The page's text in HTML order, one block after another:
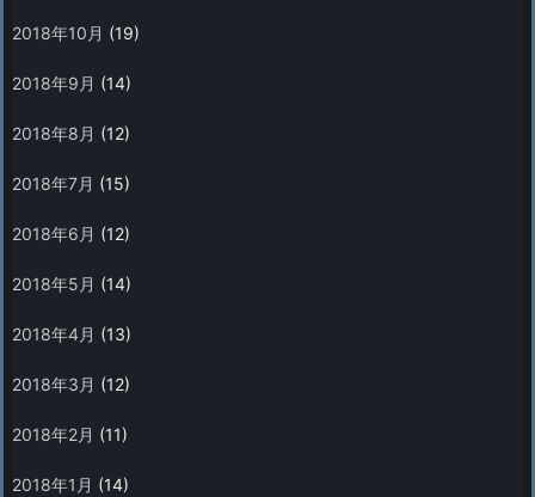
2018年10月 (19)
2018年9月 (14)
2018年8月 (12)
2018年7月 (15)
2018年6月 (12)
2018年5月 (14)
2018年4月 (13)
2018年3月 (12)
2018年2月 (11)
2018年1月 (14)